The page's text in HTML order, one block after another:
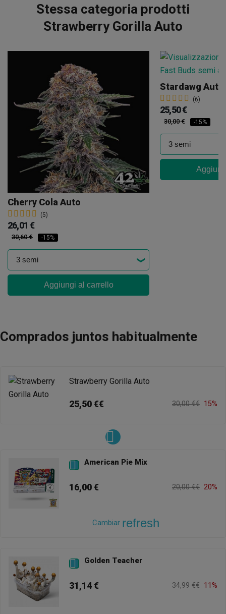
Stessa categoria prodotti
Strawberry Gorilla Auto
Cherry Cola Auto
(5)
26,01 €
30,60 € -15%
Aggiungi al carrello
Stardawg Auto
(6)
25,50 €
30,00 € -15%
Comprados juntos habitualmente
Strawberry Gorilla Auto
25,50 €€ 30,00 €€ 15%
 American Pie Mix
16,00 € 20,00 €€ 20%
Cambiar refresh
 Golden Teacher
31,14 € 34,99 €€ 11%